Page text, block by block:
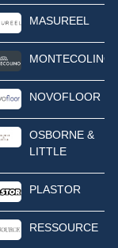
MASUREEL
MONTECOLINO
NOVOFLOOR
OSBORNE &
LITTLE
PLASTOR
RESSOURCE